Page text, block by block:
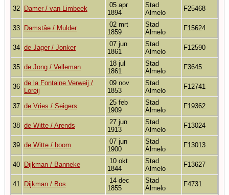
32 Damer / van Limbeek
05 apr
1894
Stad
Almelo
F25468
33 Damstâe / Mulder
02 mrt
1859
Stad
Almelo
F15624
34 de Jager / Jonker
07 jun
1861
Stad
Almelo
F12590
35 de Jong / Velleman
18 jul
1861
Stad
Almelo
F3645
36 de la Fontaine Verweij /
Loreij
09 nov
1853
Stad
Almelo
F12741
37 de Vries / Seigers
25 feb
1909
Stad
Almelo
F19362
38 de Witte / Arends
27 jun
1913
Stad
Almelo
F13024
39 de Witte / boom
07 jun
1900
Stad
Almelo
F13013
40 Dijkman / Banneke
10 okt
1844
Stad
Almelo
F13627
41 Dijkman / Bos
14 dec
1855
Stad
Almelo
F4731